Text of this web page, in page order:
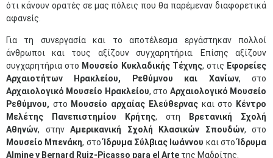
ότι κάνουν ορατές σε μας πόλεις που θα παρέμεναν διαφορετικά
αφανείς.
Για τη συνεργασία και το αποτέλεσμα εργάστηκαν πολλοί
άνθρωποι και τους αξίζουν συγχαρητήρια. Επίσης αξίζουν
συγχαρητήρια στο Μουσείο Κυκλαδικής Τέχνης, στις Εφορείες
Αρχαιοτήτων Ηρακλείου, Ρεθύμνου και Χανίων, στο
Αρχαιολογικό Μουσείο Ηρακλείου, στο Αρχαιολογικό Μουσείο
Ρεθύμνου, στο Μουσείο αρχαίας Ελεύθερνας και στο Κέντρο
Μελέτης Πανεπιστημίου Κρήτης, στη
Βρετανική Σχολή
Αθηνών, στην Αμερικανική Σχολή Κλασικών Σπουδών, στο
Μουσείο Μπενάκη, στοΊδρυμα Σύλβιας Ιωάννου και στοΊδρυμα
Almine y Bernard Ruiz-Picasso para el Arte της Μαδρίτης.